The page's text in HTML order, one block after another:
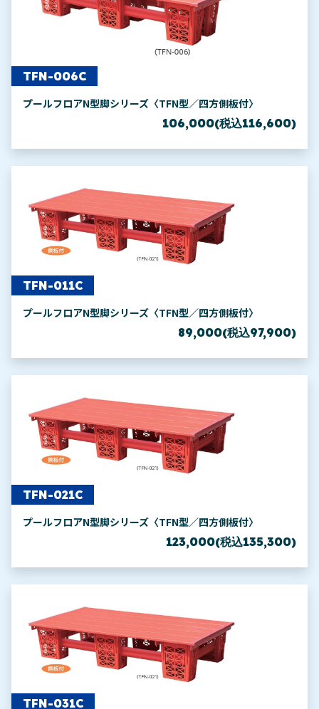
TFN-006C
プールフロアN型脚シリーズ〈TFN型／四方側板付〉
106,000(税込116,600)
TFN-011C
プールフロアN型脚シリーズ〈TFN型／四方側板付〉
89,000(税込97,900)
TFN-021C
プールフロアN型脚シリーズ〈TFN型／四方側板付〉
123,000(税込135,300)
TFN-031C